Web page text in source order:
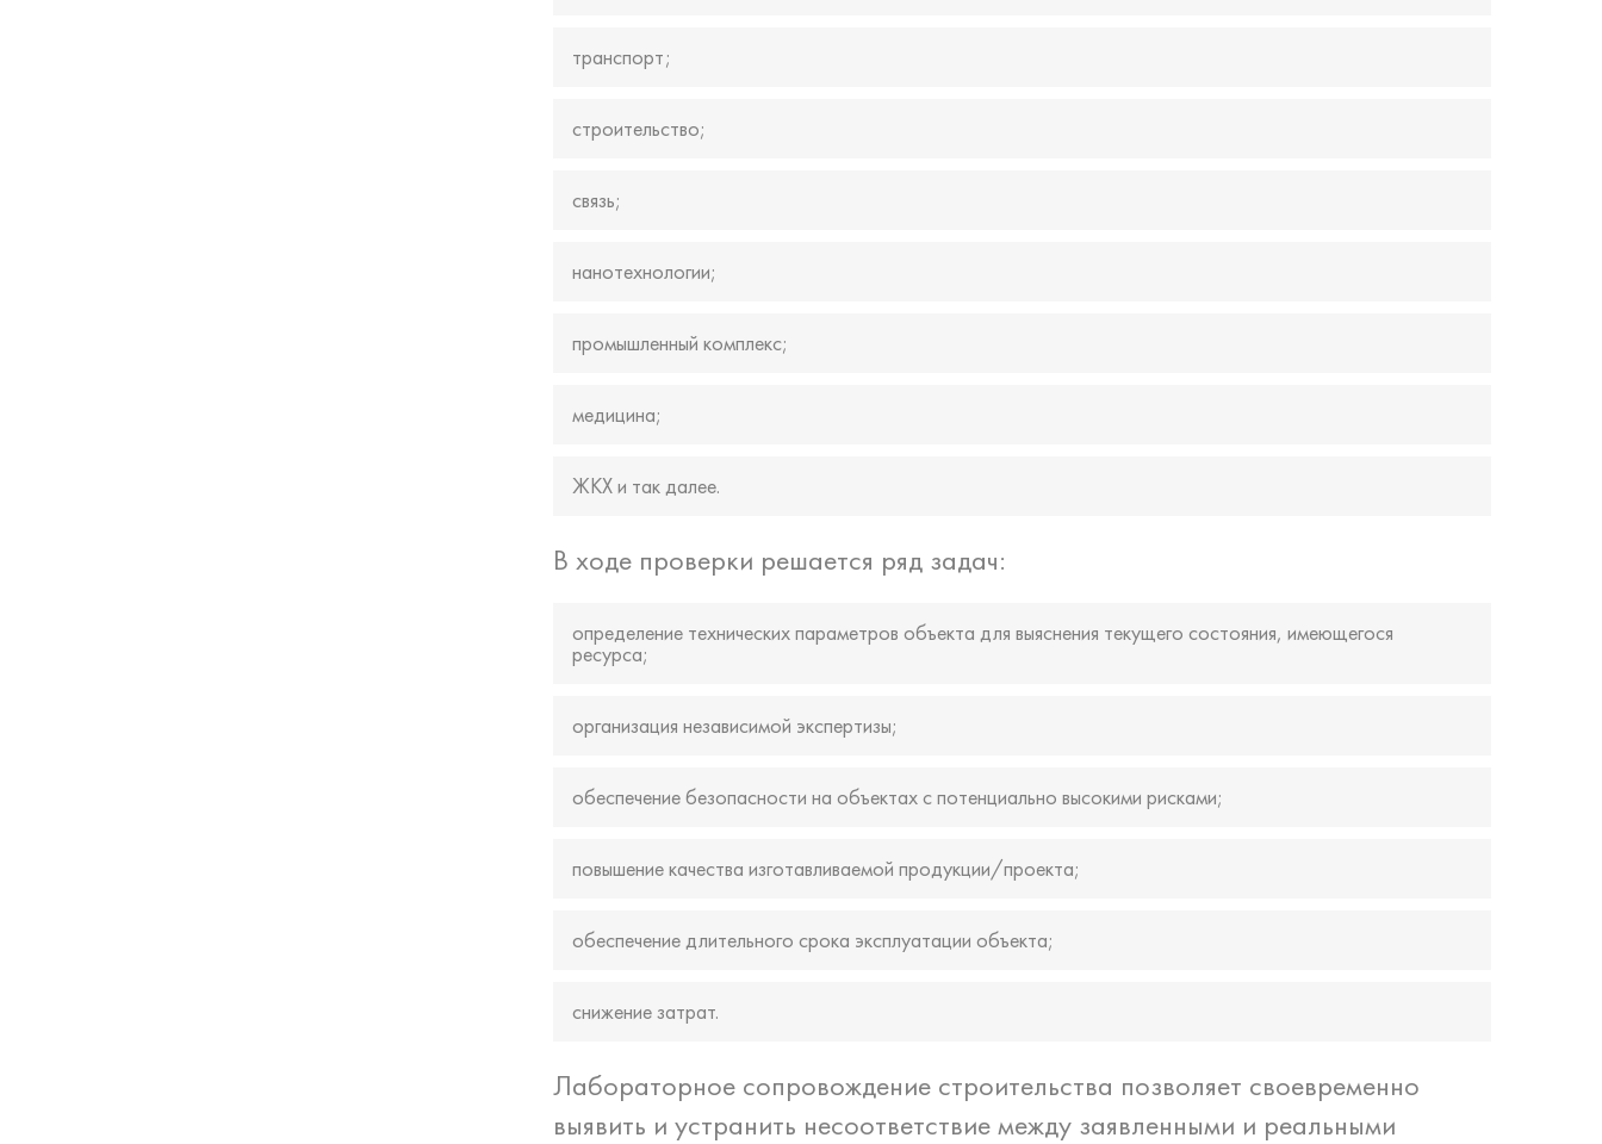
транспорт;
строительство;
связь;
нанотехнологии;
промышленный комплекс;
медицина;
ЖКХ и так далее.
В ходе проверки решается ряд задач:
определение технических параметров объекта для выяснения текущего состояния, имеющегося
ресурса;
организация независимой экспертизы;
обеспечение безопасности на объектах с потенциально высокими рисками;
повышение качества изготавливаемой продукции/проекта;
обеспечение длительного срока эксплуатации объекта;
снижение затрат.
Лабораторное сопровождение строительства позволяет своевременно
выявить и устранить несоответствие между заявленными и реальными